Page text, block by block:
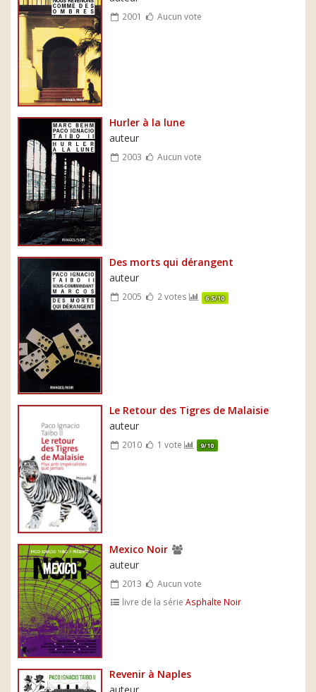
2001 Aucun vote
Hurler à la lune
auteur
2003 Aucun vote
Des morts qui dérangent
auteur
2005 2 votes 6.5/10
Le Retour des Tigres de Malaisie
auteur
2010 1 vote 9/10
Mexico Noir
auteur
2013
Aucun vote
livre de la sérieAsphalte Noir
Revenir à Naples